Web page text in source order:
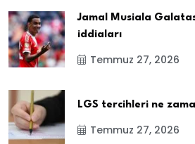
Jamal Musiala
iddiaları
Temmuz 27, 2026
LGS tercihleri ne
Temmuz 27, 2026